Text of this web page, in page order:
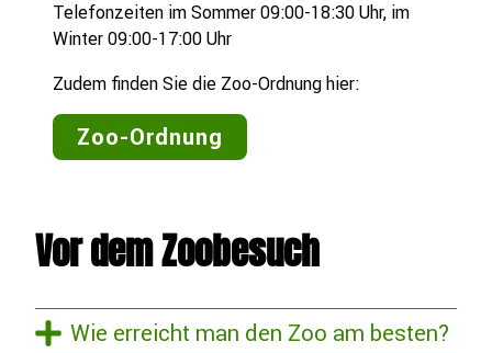
Telefonzeiten im Sommer 09:00-18:30 Uhr, im
Winter 09:00-17:00 Uhr
Zudem finden Sie die Zoo-Ordnung hier:
Zoo-Ordnung
Vor dem Zoobesuch
Wie erreicht man den Zoo am besten?